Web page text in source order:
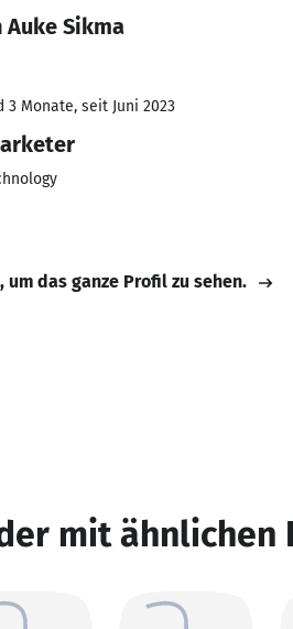
Sikma
3 Monate, seit Juni 2023
um das ganze Profil zu sehen.
mit ähnlichen